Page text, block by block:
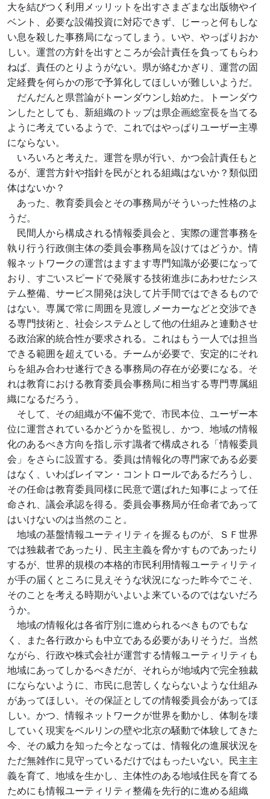
大を結びつく利用メッリットを出すさまざまな出版物やイ
ベント、必要な設備投資に対応できず、じーっと何もしな
い息を殺した事務局になってしまう。いや、やっぱりおか
しい。運営の方針を出すところが会計責任を負ってもらわ
ねば、責任のとりようがない。県が絡むかぎり、運営の固
定経費を何らかの形で予算化してほしいが難しいようだ。
だんだんと県営論がトーンダウンし始めた。トーンダウ
ンしたとしても、新組織のトップは県企画総室長を当てる
ように考えているようで、これではやっぱりユーザー主導
にならない。
いろいろと考えた。運営を県が行い、かつ会計責任もと
るが、運営方針や指針を民がとれる組織はないか？類似団
体はないか？
あった、教育委員会とその事務局がそういった性格のよ
うだ。
民間人から構成される情報委員会と、実際の運営事務を
執り行う行政側主体の委員会事務局を設けてはどうか。情
報ネットワークの運営はますます専門知識が必要になって
おり、すごいスピードで発展する技術進歩にあわせたシス
テム整備、サービス開発は決して片手間ではできるもので
はない。専属で常に周囲を見渡しメーカーなどと交渉でき
る専門技術と、社会システムとして他の仕組みと連動させ
る政治家的統合性が要求される。これはもう一人では担当
できる範囲を超えている。チームが必要で、安定的にそれ
らを組み合わせ遂行できる事務局の存在が必要になる。そ
れは教育における教育委員会事務局に相当する専門専属組
織になるだろう。
そして、その組織が不偏不党で、市民本位、ユーザー本
位に運営されているかどうかを監視し、かつ、地域の情報
化のあるべき方向を指し示す識者で構成される「情報委員
会」をさらに設置する。委員は情報化の専門家である必要
はなく、いわばレイマン・コントロールであるだろうし、
その任命は教育委員同様に民意で選ばれた知事によって任
命され、議会承認を得る。委員会事務局が任命者であって
はいけないのは当然のこと。
地域の基盤情報ユーティリティを握るものが、ＳＦ世界
では独裁者であったり、民主主義を脅かすものであったり
するが、世界的規模の本格的市民利用情報ユーティリティ
が手の届くところに見えそうな状況になった昨今でこそ、
そのことを考える時期がいよいよ来ているのではないだろ
うか。
地域の情報化は各省庁別に進められるべきものでもな
く、また各行政からも中立である必要がありそうだ。当然
ながら、行政や株式会社が運営する情報ユーティリティも
地域にあってしかるべきだが、それらが地域内で完全独裁
にならないように、市民に息苦しくならないような仕組み
があってほしい。その保証としての情報委員会があってほ
しい。かつ、情報ネットワークが世界を動かし、体制を壊
していく現実をベルリンの壁や北京の騒動で体験してきた
今、その威力を知った今となっては、情報化の進展状況を
ただ無雑作に見守っているだけではもったいない。民主主
義を育て、地域を生かし、主体性のある地域住民を育てる
ためにも情報ユーティリティ整備を先行的に進める組織